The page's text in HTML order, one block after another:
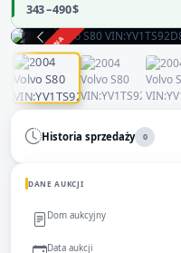
343 – 490 $
ZAKOŃCZONA
Historia sprzedaży 0
DANE AUKCJI
Dom aukcyjny
Data aukcji